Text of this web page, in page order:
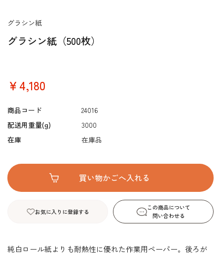
グラシン紙（500枚）
グラシン紙
￥4,180
商品コード
24016
配送用重量(g)
3000
在庫
在庫品
お気に入りに登録する
この商品について
問い合わせる
純白ロール紙よりも耐熱性に優れた作業用ペーパー。後ろが